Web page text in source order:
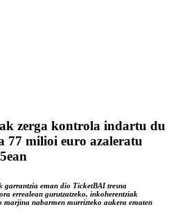
zerga kontrola indartu du
77 milioi euro azaleratu
garrantzia eman dio TicketBAI tresna
errealean gurutzatzeko, inkoherentziak
marjina nabarmen murrizteko aukera ematen